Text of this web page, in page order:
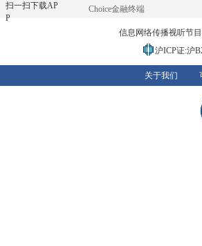
扫一扫下载AP
P
Choice金融终端
信息网络传播视听节
沪ICP证:沪
关于我们